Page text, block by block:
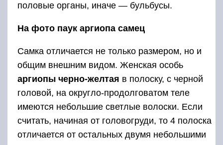
половые органы, иначе — бульбусы.
На фото паук аргиопа самец
Самка отличается не только размером, но и
общим внешним видом. Женская особь
аргиопы черно-желтая в полоску, с черной
головой, на округло-продолговатом теле
имеются небольшие светлые волоски. Если
считать, начиная от головогруди, то 4 полоска
отличается от остальных двумя небольшими